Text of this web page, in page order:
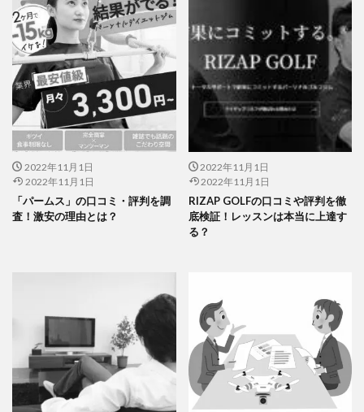
2022年11月1日
2022年11月1日
「パームス」の口コミ・評判を調
査！激安の理由とは？
2022年11月1日
2022年11月1日
RIZAP GOLFの口コミや評判を徹
底検証！レッスンは本当に上達す
る？